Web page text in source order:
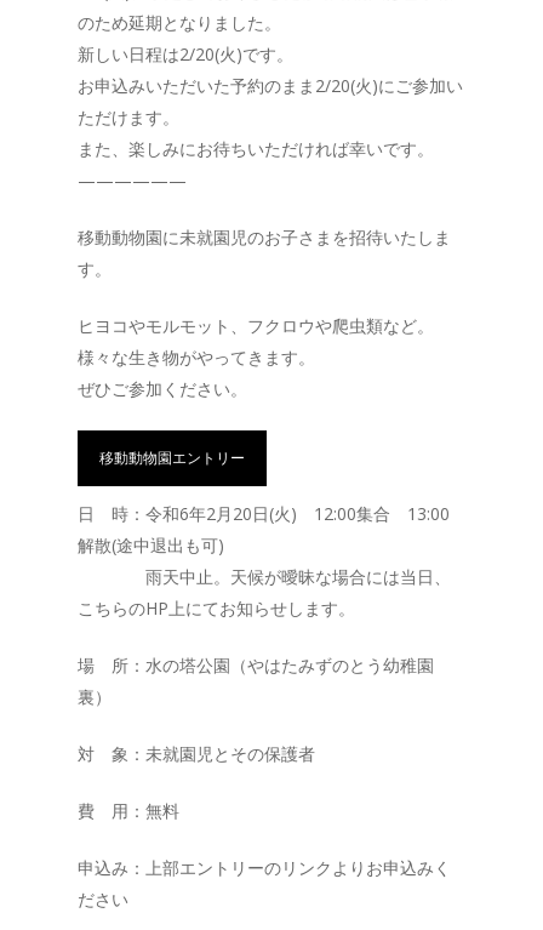
のため延期となりました。
新しい日程は2/20(火)です。
お申込みいただいた予約のまま2/20(火)にご参加い
ただけます。
また、楽しみにお待ちいただければ幸いです。
——————
移動動物園に未就園児のお子さまを招待いたしま
す。
ヒヨコやモルモット、フクロウや爬虫類など。
様々な生き物がやってきます。
ぜひご参加ください。
移動動物園エントリー
日 時：令和6年2月20日(火) 12:00集合 13:00
解散(途中退出も可)
雨天中止。天候が曖昧な場合には当日、
こちらのHP上にてお知らせします。
場 所：水の塔公園（やはたみずのとう幼稚園
裏）
対 象：未就園児とその保護者
費 用：無料
申込み：上部エントリーのリンクよりお申込みく
ださい